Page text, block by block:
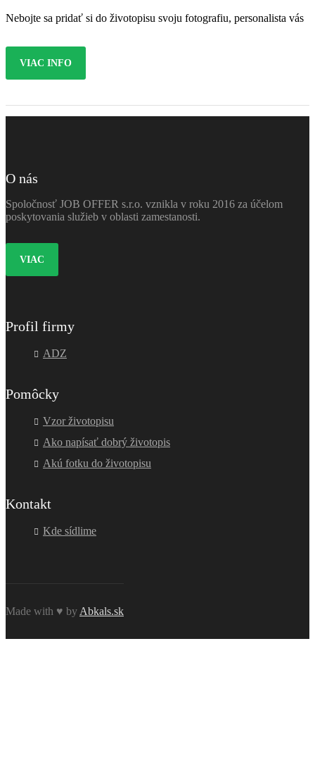
Nebojte sa pridať si do životopisu svoju fotografiu, personalista vás
VIAC INFO
O nás
Spoločnosť JOB OFFER s.r.o. vznikla v roku 2016 za účelom
poskytovania služieb v oblasti zamestanosti.
VIAC
Profil firmy
ADZ
Pomôcky
Vzor životopisu
Ako napísať dobrý životopis
Akú fotku do životopisu
Kontakt
Kde sídlime
Made with ♥ by Abkals.sk